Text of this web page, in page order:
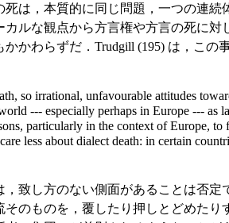
は，本質的に同じ問題，一つの連
ルな観点から方言権や方言の死に
かわらずだ．Trudgill (195) は，この
so irrational, unfavourable attitudes
--- especially perhaps in Europe --- as
particularly in the context of Europe,
less about dialect death: in certain
致し方のない側面があることは否
のものを，覆したり押しとどめた